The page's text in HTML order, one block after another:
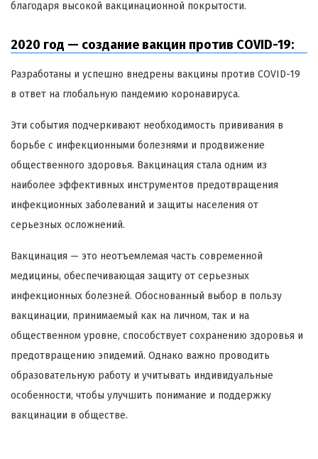
благодаря высокой вакцинационной покрытости.
2020 год — создание вакцин против COVID-19:
Разработаны и успешно внедрены вакцины против COVID-19
в ответ на глобальную пандемию коронавируса.
Эти события подчеркивают необходимость прививания в
борьбе с инфекционными болезнями и продвижение
общественного здоровья. Вакцинация стала одним из
наиболее эффективных инструментов предотвращения
инфекционных заболеваний и защиты населения от
серьезных осложнений.
Вакцинация — это неотъемлемая часть современной
медицины, обеспечивающая защиту от серьезных
инфекционных болезней. Обоснованный выбор в пользу
вакцинации, принимаемый как на личном, так и на
общественном уровне, способствует сохранению здоровья и
предотвращению эпидемий. Однако важно проводить
образовательную работу и учитывать индивидуальные
особенности, чтобы улучшить понимание и поддержку
вакцинации в обществе.